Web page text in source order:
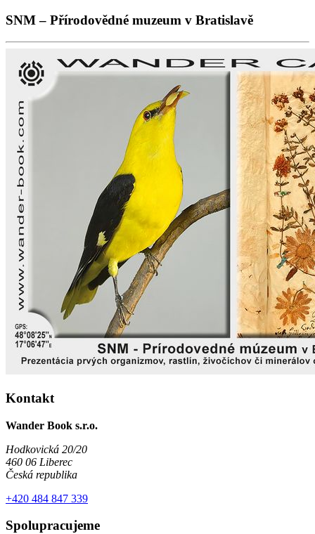
SNM – Přírodovědné muzeum v Bratislavě
Kontakt
Wander Book s.r.o.
Hodkovická 20/20
460 06 Liberec
Česká republika
+420 484 847 339
Spolupracujeme